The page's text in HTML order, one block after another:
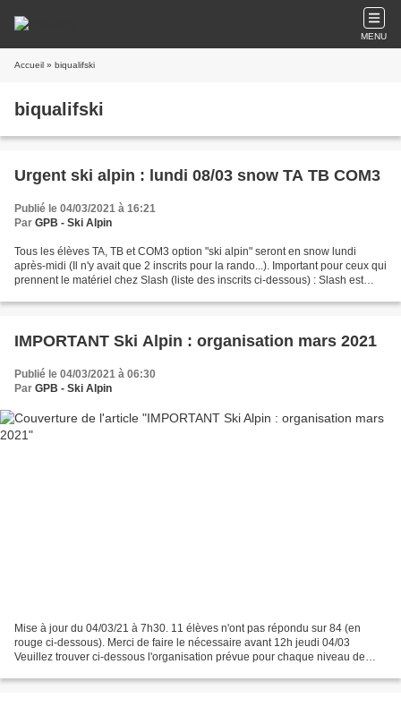
MENU
Accueil » biqualifski
biqualifski
Urgent ski alpin : lundi 08/03 snow TA TB COM3
Publié le 04/03/2021 à 16:21
Par GPB - Ski Alpin
Tous les élèves TA, TB et COM3 option "ski alpin" seront en snow lundi
après-midi (Il n'y avait que 2 inscrits pour la rando...). Important pour ceux qui
prennent le matériel chez Slash (liste des inscrits ci-dessous) : Slash est
IMPORTANT Ski Alpin : organisation mars 2021
Publié le 04/03/2021 à 06:30
Par GPB - Ski Alpin
Mise à jour du 04/03/21 à 7h30. 11 élèves n'ont pas répondu sur 84 (en
rouge ci-dessous). Merci de faire le nécessaire avant 12h jeudi 04/03
Veuillez trouver ci-dessous l'organisation prévue pour chaque niveau de